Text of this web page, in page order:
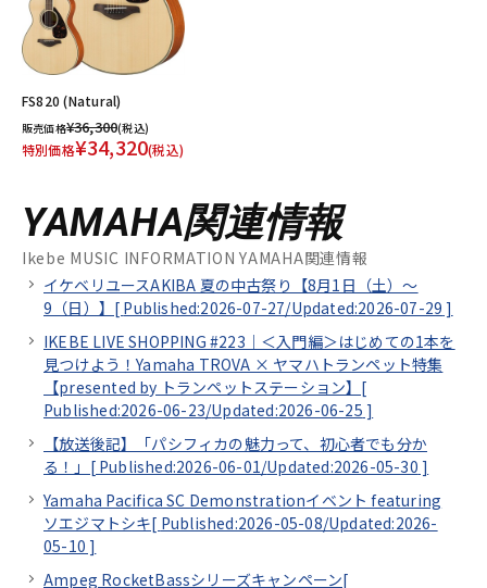
FS820 (Natural)
販売価格¥36,300(税込)
特別価格¥34,320(税込)
YAMAHA関連情報
Ikebe MUSIC INFORMATION YAMAHA関連情報
イケベリユースAKIBA 夏の中古祭り【8月1日（土）～
9（日）】[ Published:2026-07-27/Updated:2026-07-29 ]
IKEBE LIVE SHOPPING #223｜＜入門編＞はじめての1本を
見つけよう！Yamaha TROVA × ヤマハトランペット特集
【presented by トランペットステーション】[
Published:2026-06-23/Updated:2026-06-25 ]
【放送後記】「パシフィカの魅力って、初心者でも分か
る！」[ Published:2026-06-01/Updated:2026-05-30 ]
Yamaha Pacifica SC Demonstrationイベント featuring
ソエジマトシキ[ Published:2026-05-08/Updated:2026-
05-10 ]
Ampeg RocketBassシリーズキャンペーン[